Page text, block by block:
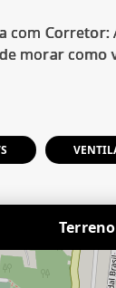
com Corretor: